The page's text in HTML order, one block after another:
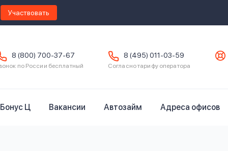
Участвовать
8 (800) 700-37-67
по России бесплатный
8 (495) 011-03-59
Согласно тарифу оператора
Бонус Ц Вакансии Автозайм Адреса офисов